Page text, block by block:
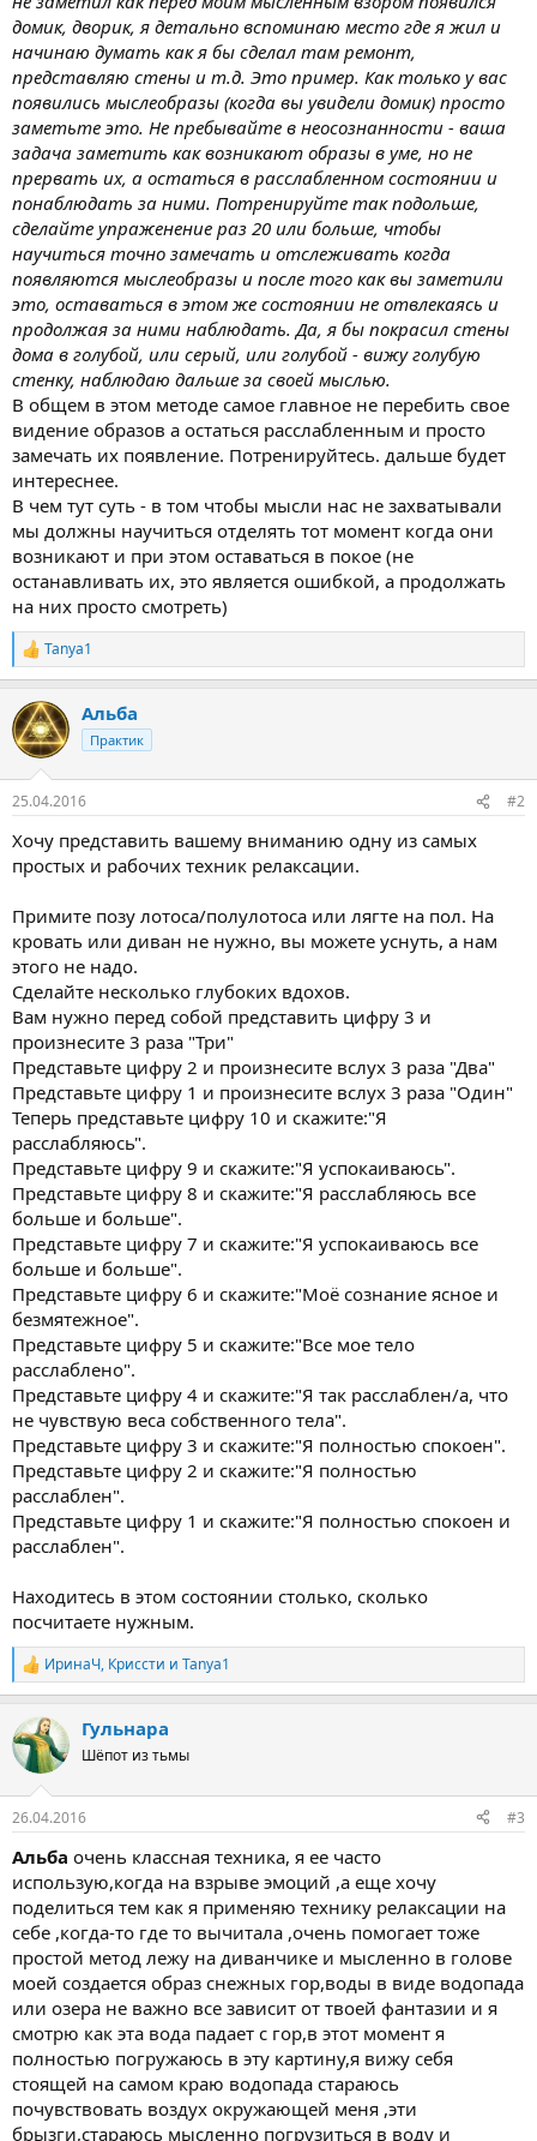
домик, дворик, я детально вспоминаю место где я жил и
начинаю думать как я бы сделал там ремонт,
представляю стены и т.д. Это пример. Как только у вас
появились мыслеобразы (когда вы увидели домик) просто
заметьте это. Не пребывайте в неосознанности - ваша
задача заметить как возникают образы в уме, но не
прервать их, а остаться в расслабленном состоянии и
понаблюдать за ними. Потренируйте так подольше,
сделайте упраженение раз 20 или больше, чтобы
научиться точно замечать и отслеживать когда
появляются мыслеобразы и после того как вы заметили
это, оставаться в этом же состоянии не отвлекаясь и
продолжая за ними наблюдать. Да, я бы покрасил стены
дома в голубой, или серый, или голубой - вижу голубую
стенку, наблюдаю дальше за своей мыслью.
В общем в этом методе самое главное не перебить свое
видение образов а остаться расслабленным и просто
замечать их появление. Потренируйтесь. дальше будет
интереснее.
В чем тут суть - в том чтобы мысли нас не захватывали
мы должны научиться отделять тот момент когда они
возникают и при этом оставаться в покое (не
останавливать их, это является ошибкой, а продолжать
на них просто смотреть)
Р
е
к
ц
и
Tanya1
Альба
Практик
25.04.2016 #2
Хочу представить вашему вниманию одну из самых
простых и рабочих техник релаксации.
Примите позу лотоса/полулотоса или лягте на пол. На
кровать или диван не нужно, вы можете уснуть, а нам
этого не надо.
Сделайте несколько глубоких вдохов.
Вам нужно перед собой представить цифру 3 и
произнесите 3 раза "Три"
Представьте цифру 2 и произнесите вслух 3 раза "Два"
Представьте цифру 1 и произнесите вслух 3 раза "Один"
Теперь представьте цифру 10 и скажите:"Я
расслабляюсь".
Представьте цифру 9 и скажите:"Я успокаиваюсь".
Представьте цифру 8 и скажите:"Я расслабляюсь все
больше и больше".
Представьте цифру 7 и скажите:"Я успокаиваюсь все
больше и больше".
Представьте цифру 6 и скажите:"Моё сознание ясное и
безмятежное".
Представьте цифру 5 и скажите:"Все мое тело
расслаблено".
Представьте цифру 4 и скажите:"Я так расслаблен/а, что
не чувствую веса собственного тела".
Представьте цифру 3 и скажите:"Я полностью спокоен".
Представьте цифру 2 и скажите:"Я полностью
расслаблен".
Представьте цифру 1 и скажите:"Я полностью спокоен и
расслаблен".
Находитесь в этом состоянии столько, сколько
посчитаете нужным.
Р
е
к
ц
и
ИринаЧ, Криссти и Tanya1
Гульнара
Шёпот из тьмы
26.04.2016 #3
Альба очень классная техника, я ее часто
использую,когда на взрыве эмоций ,а еще хочу
поделиться тем как я применяю технику релаксации на
себе ,когда-то где то вычитала ,очень помогает тоже
простой метод лежу на диванчике и мысленно в голове
моей создается образ снежных гор,воды в виде водопада
или озера не важно все зависит от твоей фантазии и я
смотрю как эта вода падает с гор,в этот момент я
полностью погружаюсь в эту картину,я вижу себя
стоящей на самом краю водопада стараюсь
почувствовать воздух окружающей меня ,эти
брызги,стараюсь мысленно погрузиться в воду и